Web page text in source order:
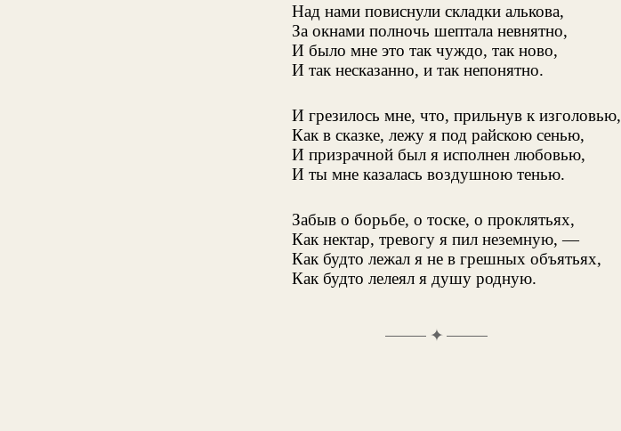
Над нами повиснули складки алькова,
За окнами полночь шептала невнятно,
И было мне это так чуждо, так ново,
И так несказанно, и так непонятно.
И грезилось мне, что, прильнув к изголовью,
Как в сказке, лежу я под райскою сенью,
И призрачной был я исполнен любовью,
И ты мне казалась воздушною тенью.
Забыв о борьбе, о тоске, о проклятьях,
Как нектар, тревогу я пил неземную, —
Как будто лежал я не в грешных объятьях,
Как будто лелеял я душу родную.
✦